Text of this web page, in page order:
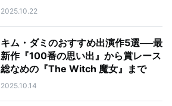
2025.10.22
キム・ダミのおすすめ出演作5選──最
新作『100番の思い出』から賞レース
総なめの『The Witch 魔女』まで
2025.10.14